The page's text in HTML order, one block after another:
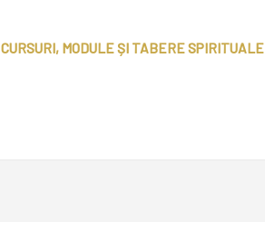
CURSURI, MODULE ȘI TABERE SPIRITUALE